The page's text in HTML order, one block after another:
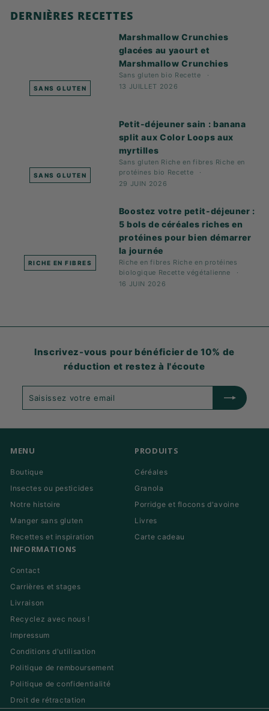
DERNIÈRES RECETTES
SANS GLUTEN
Marshmallow Crunchies
glacées au yaourt et
Marshmallow Crunchies
Sans gluten bio Recette
13 JUILLET 2026
SANS GLUTEN
Petit-déjeuner sain : banana
split aux Color Loops aux
myrtilles
Sans gluten Riche en fibres Riche en
protéines bio Recette
29 JUIN 2026
RICHE EN FIBRES
Boostez votre petit-déjeuner :
5 bols de céréales riches en
protéines pour bien démarrer
la journée
Riche en fibres Riche en protéines
biologique Recette végétalienne
16 JUIN 2026
Inscrivez-vous pour bénéficier de 10% de
réduction et restez à l'écoute
MENU
Boutique
Insectes ou pesticides
Notre histoire
Manger sans gluten
Recettes et inspiration
PRODUITS
Céréales
Granola
Porridge et flocons d'avoine
Livres
Carte cadeau
INFORMATIONS
Contact
Carrières et stages
Livraison
Recyclez avec nous !
Impressum
Conditions d'utilisation
Politique de remboursement
Politique de confidentialité
Droit de rétractation